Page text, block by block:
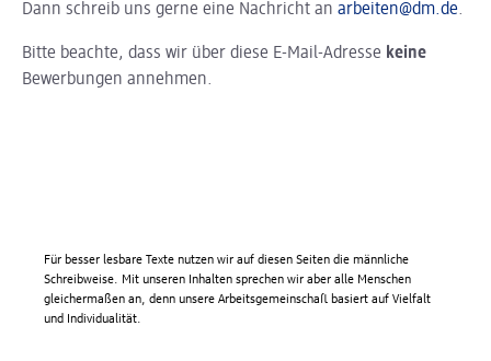
Dann schreib uns gerne eine Nachricht an arbeiten@dm.de.
Bitte beachte, dass wir über diese E-Mail-Adresse keine
Bewerbungen annehmen.
Für besser lesbare Texte nutzen wir auf diesen Seiten die männliche
Schreibweise. Mit unseren Inhalten sprechen wir aber alle Menschen
gleichermaßen an, denn unsere Arbeitsgemeinschaft basiert auf Vielfalt
und Individualität.